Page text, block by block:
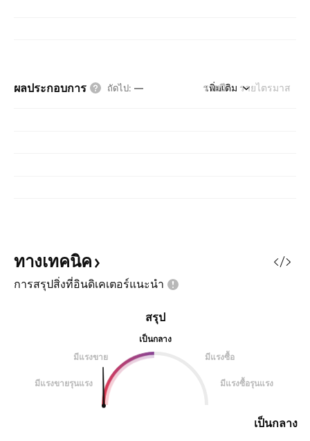
ผลประกอบการ ถัดไป: — รายปี รายไตรมาส
เพิ่มเติม
ทางเทคนิค
การสรุปสิ่งที่อินดิเคเตอร์แนะนำ
สรุป
เป็นกลาง
มีแรงขาย
มีแรงซื้อ
มีแรงขายรุนแรง มีแรงซื้อรุนแรง
เป็นกลาง